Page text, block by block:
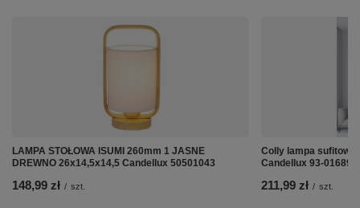
LAMPA STOŁOWA ISUMI 260mm 1 JASNE
DREWNO 26x14,5x14,5 Candellux 50501043
148,99 zł / szt.
Colly lampa sufitowa
Candellux 93-01689
211,99 zł / szt.